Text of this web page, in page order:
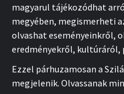
magyarul tájékozódhat
megyében, megismerheti
olvashat eseményeinkről,
eredményekről, kultúráról,
Ezzel párhuzamosan a
megjelenik. Olvassanak